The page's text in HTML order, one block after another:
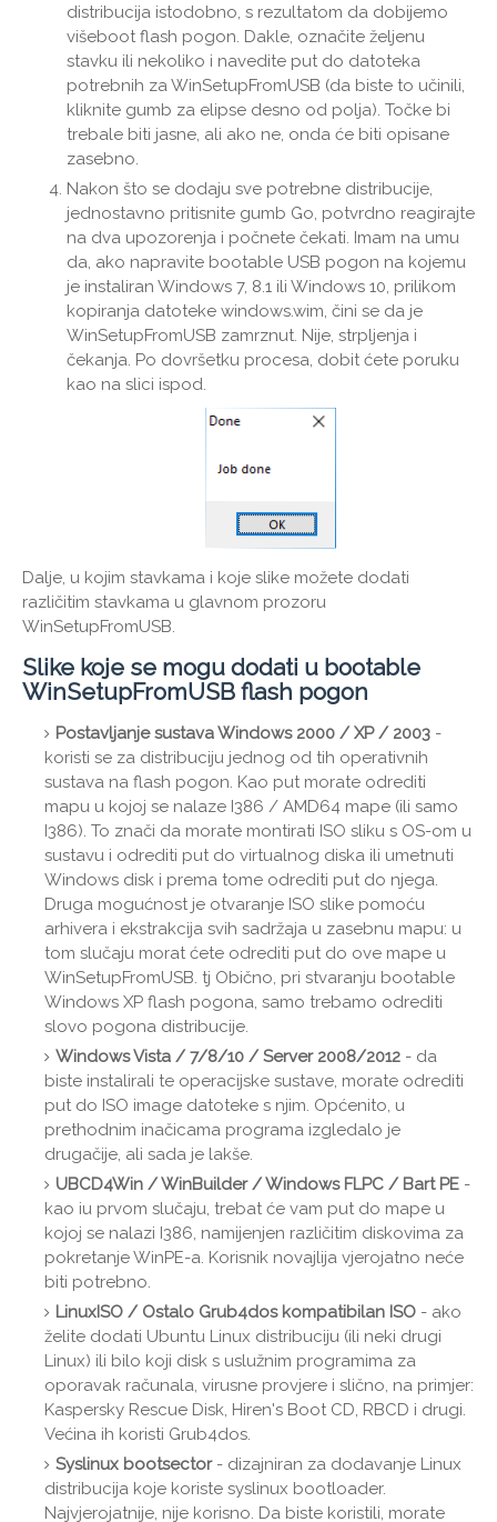
distribucija istodobno, s rezultatom da dobijemo
višeboot flash pogon. Dakle, označite željenu
stavku ili nekoliko i navedite put do datoteka
potrebnih za WinSetupFromUSB (da biste to učinili,
kliknite gumb za elipse desno od polja). Točke bi
trebale biti jasne, ali ako ne, onda će biti opisane
zasebno.
Nakon što se dodaju sve potrebne distribucije,
jednostavno pritisnite gumb Go, potvrdno reagirajte
na dva upozorenja i počnete čekati. Imam na umu
da, ako napravite bootable USB pogon na kojemu
je instaliran Windows 7, 8.1 ili Windows 10, prilikom
kopiranja datoteke windows.wim, čini se da je
WinSetupFromUSB zamrznut. Nije, strpljenja i
čekanja. Po dovršetku procesa, dobit ćete poruku
kao na slici ispod.
Dalje, u kojim stavkama i koje slike možete dodati
različitim stavkama u glavnom prozoru
WinSetupFromUSB.
Slike koje se mogu dodati u bootable
WinSetupFromUSB flash pogon
Postavljanje sustava Windows 2000 / XP / 2003 -
koristi se za distribuciju jednog od tih operativnih
sustava na flash pogon. Kao put morate odrediti
mapu u kojoj se nalaze I386 / AMD64 mape (ili samo
I386). To znači da morate montirati ISO sliku s OS-om u
sustavu i odrediti put do virtualnog diska ili umetnuti
Windows disk i prema tome odrediti put do njega.
Druga mogućnost je otvaranje ISO slike pomoću
arhivera i ekstrakcija svih sadržaja u zasebnu mapu: u
tom slučaju morat ćete odrediti put do ove mape u
WinSetupFromUSB. tj Obično, pri stvaranju bootable
Windows XP flash pogona, samo trebamo odrediti
slovo pogona distribucije.
Windows Vista / 7/8/10 / Server 2008/2012 - da
biste instalirali te operacijske sustave, morate odrediti
put do ISO image datoteke s njim. Općenito, u
prethodnim inačicama programa izgledalo je
drugačije, ali sada je lakše.
UBCD4Win / WinBuilder / Windows FLPC / Bart PE -
kao iu prvom slučaju, trebat će vam put do mape u
kojoj se nalazi I386, namijenjen različitim diskovima za
pokretanje WinPE-a. Korisnik novajlija vjerojatno neće
biti potrebno.
LinuxISO / Ostalo Grub4dos kompatibilan ISO - ako
želite dodati Ubuntu Linux distribuciju (ili neki drugi
Linux) ili bilo koji disk s uslužnim programima za
oporavak računala, virusne provjere i slično, na primjer:
Kaspersky Rescue Disk, Hiren's Boot CD, RBCD i drugi.
Većina ih koristi Grub4dos.
Syslinux bootsector- dizajniran za dodavanje Linux
distribucija koje koriste syslinux bootloader.
Najvjerojatnije, nije korisno. Da biste koristili, morate